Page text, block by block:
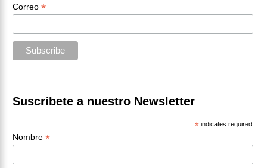
Correo *
Suscríbete a nuestro Newsletter
* indicates required
Nombre *